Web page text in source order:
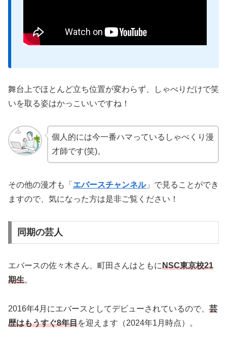
舞台上でほとんど立ち位置が変わらず、しゃべりだけで笑
いを取る姿はかっこいいですね！
個人的には今一番ハマっているしゃべくり漫
才師です(笑)。
その他の漫才も「 エバースチャンネル」で見ることができ
ますので、気になった方は是非ご覧ください！
同期の芸人
エバースの佐々木さん、町田さんはともにNSC東京校21
期生。
2016年4月にエバースとしてデビューされているので、 芸
歴はもうすぐ8年目を迎えます（2024年1月時点）。